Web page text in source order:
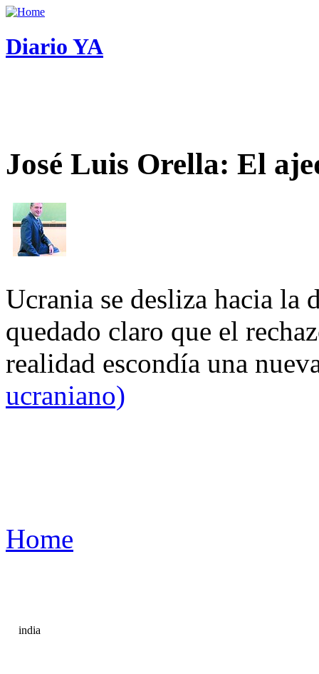
Diario YA
José Luis Orella: El
Ucrania se desliza hacia
quedado claro que el
realidad escondía una
ucraniano)
Home
india